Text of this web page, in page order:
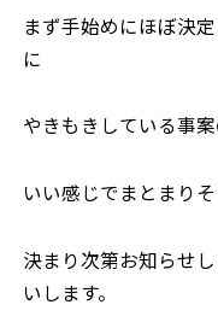
まず手始めにほぼ決
に
やきもきしている事
いい感じでまとまり
決まり次第お知らせ
いします。